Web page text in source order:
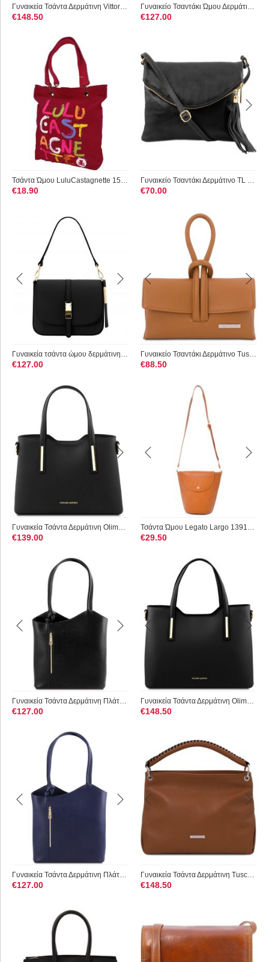
Γυναικεία Τσάντα Δερμάτινη Vittoria Tuscany Leather TL141531 ...
€148.50
Γυναικείο Τσαντάκι Ώμου Δερμάτινο Tuscany Leather TL141713 Καφέ
€127.00
Τσάντα Ώμου LuluCastagnette 15007 Κόκκινη
€18.90
Γυναικείο Τσαντάκι Δερμάτινο TL Young Bag Tuscany Leather TL1...
€70.00
€127.00 €88.50
Γυναικεία Τσάντα Δερμάτινη Olimpia S Tuscany Leather TL141521...
€139.00
Τσάντα Ώμου Legato Largo 1391C-CA Κάμελ
€29.50
Γυναικεία Τσάντα Δερμάτινη Πλάτης & Ώμου Patty Tuscany Leathe...
€127.00
Γυναικεία Τσάντα Δερμάτινη Olimpia Tuscany Leather TL141412 Μ...
€148.50
€127.00 €148.50